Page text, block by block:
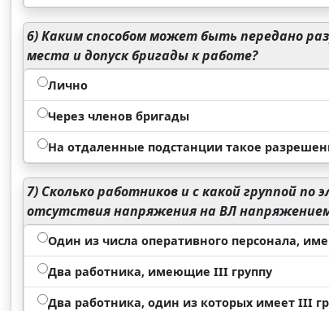
6)Каким способом может быть передано
места и допуск бригады к работе?
Лично
Через членов бригады
На отдаленные подстанции такое
7) Сколько работников и с какой группой
отсутствия напряжения на ВЛ напряжением
Один из числа оперативного персонала,
Два работника, имеющие III группу
Два работника, один из которых имеет III